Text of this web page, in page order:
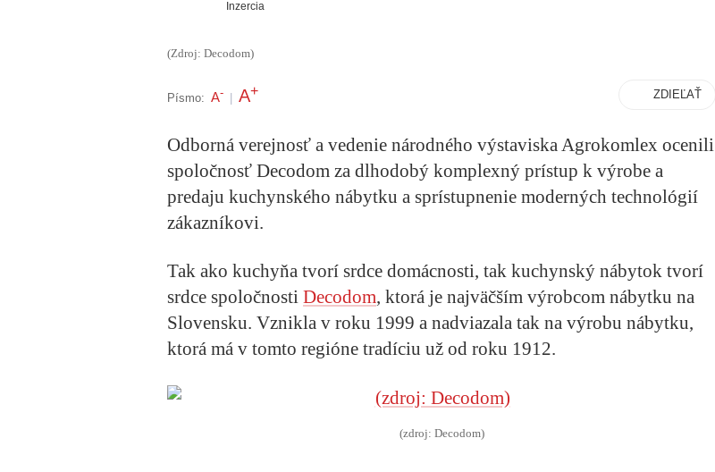
Inzercia
(Zdroj: Decodom)
Písmo: A- A+ ZDIEĽAŤ
Odborná verejnosť a vedenie národného výstaviska Agrokomlex ocenili
spoločnosť Decodom za dlhodobý komplexný prístup k výrobe a
predaju kuchynského nábytku a sprístupnenie moderných technológií
zákazníkovi.
Tak ako kuchyňa tvorí srdce domácnosti, tak kuchynský nábytok tvorí
srdce spoločnosti Decodom, ktorá je najväčším výrobcom nábytku na
Slovensku. Vznikla v roku 1999 a nadviazala tak na výrobu nábytku,
ktorá má v tomto regióne tradíciu už od roku 1912.
(zdroj: Decodom)